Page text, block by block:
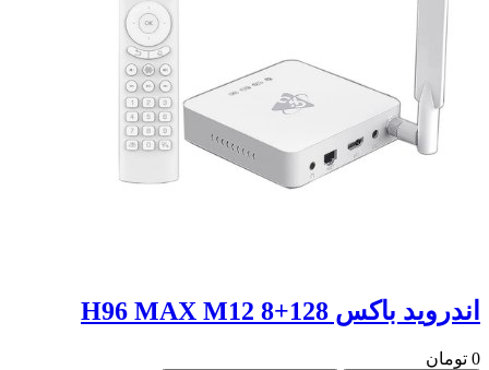
اندروید باکس 128+8 H96 MAX M12
0 تومان